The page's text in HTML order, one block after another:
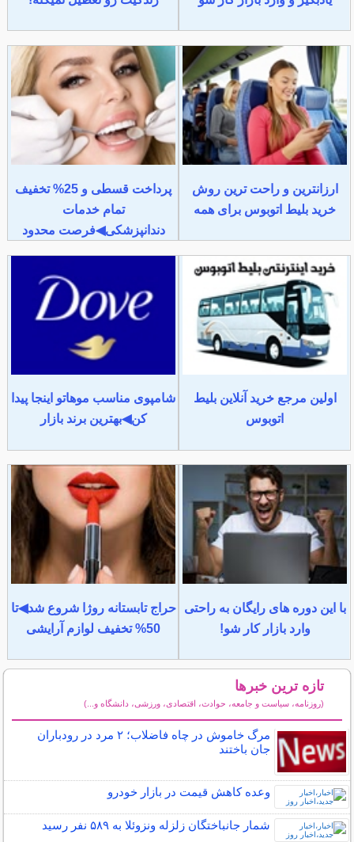
ارزانترین و راحت ترین روش
خرید بلیط اتوبوس برای همه
پرداخت قسطی و 25% تخفیف
تمام خدمات
دندانپزشکی◀فرصت محدود
اولین مرجع خرید آنلاین بلیط
اتوبوس
شامپوی مناسب موهاتو اینجا پیدا
کن◀بهترین برند بازار
با این دوره های رایگان به راحتی
وارد بازار کار شو!
حراج تابستانه روژا شروع شد◀تا
50% تخفیف لوازم آرایشی
تازه ترین خبرها
(روزنامه، سیاست و جامعه، حوادث، اقتصادی، ورزشی، دانشگاه و...)
مرگ خاموش در چاه فاضلاب؛ ۲ مرد در رودباران
جان باختند
وعده کاهش قیمت در بازار خودرو
شمار جانباختگان زلزله ونزوئلا به ۵۸۹ نفر رسید